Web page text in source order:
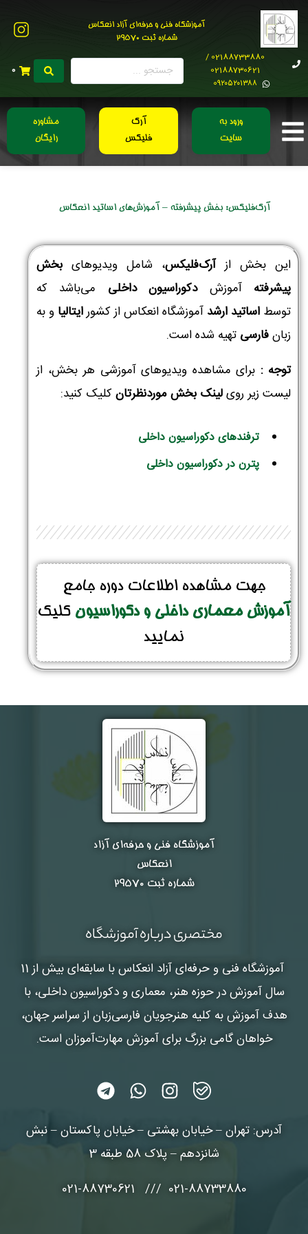
آموزشگاه فنی و حرفه‌ای آزاد انعکاس
شماره ثبت 29570
02188733880 /
02188730621
0۹۲۰۵۲۰۱۳۸۸
0
ورود به
سایت
آرک
فلیکس
مشاوره
رایگان
آرک‌فلیکس: بخش پیشرفته – آموزش‌های اساتید انعکاس
این بخش ازآرک‌فلیکس، شامل ویدیوهای بخش
پیشرفتهآموزشدکوراسیون داخلی می‌باشد که
توسط اساتید ارشد آموزشگاه انعکاس از کشورایتالیا و به
زبانفارسی تهیه شده است.
توجه : برای مشاهده ویدیوهای آموزشی هر بخش، از
لیست زیر رویلینک بخش موردنظرتانکلیک کنید:
ترفندهای دکوراسیون داخلی
پترن در دکوراسیون داخلی
جهت مشاهده اطلاعات دوره جامع
آموزش معماری داخلی و دکوراسیون کلیک
نمایید
آموزشگاه فنی و حرفه‌ای آزاد
انعکاس
شماره ثبت ۲۹۵۷۰
مختصری درباره آموزشگاه
آموزشگاه فنی و حرفه‌ای آزاد انعکاس
با سابقه‌ای بیش از 11
سال آموزش در حوزه هنر، معماری و دکوراسیون داخلی، با
هدف آموزش به کلیه هنرجویان فارسی‌زبان از سراسر جهان،
خواهان گامی بزرگ برای آموزش مهارت‌آموزان است.
آدرس: تهران – خیابان بهشتی – خیابان پاکستان – نبش
شانزدهم – پلاک 58 طبقه 3
021-88733880 /// 021-88730621
*